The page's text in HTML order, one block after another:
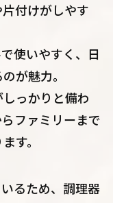
付けがしやす
使いやすく、日
が魅力。
っかりと備わ
ファミリーまで
す。
るため、調理器